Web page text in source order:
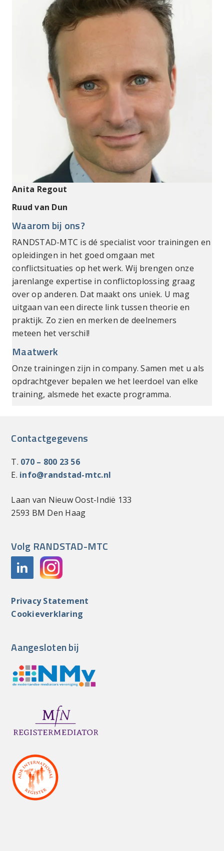
Anita Regout
Ruud van Dun
Waarom bij ons?
RANDSTAD-MTC is dé specialist voor trainingen en
opleidingen in het goed omgaan met
conflictsituaties op het werk. Wij brengen onze
jarenlange expertise in conflictoplossing graag
over op anderen. Dat maakt ons uniek. U mag
uitgaan van een directe link tussen theorie en
praktijk. Zo zien en merken de deelnemers
meteen het verschil!
Maatwerk
Onze trainingen zijn in company. Samen met u als
opdrachtgever bepalen we het leerdoel van elke
training, alsmede het exacte programma.
Contactgegevens
T. 070 – 800 23 56
E. info@randstad-mtc.nl
Laan van Nieuw Oost-Indië 133
2593 BM Den Haag
Volg RANDSTAD-MTC
Privacy Statement
Cookieverklaring
Aangesloten bij